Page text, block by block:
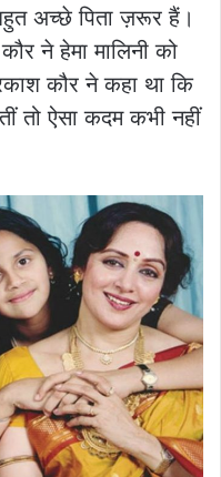
अच्छे पिता ज़रूर हैं।
ने हेमा मालिनी को
कौर ने कहा था कि
तो ऐसा कदम कभी नहीं